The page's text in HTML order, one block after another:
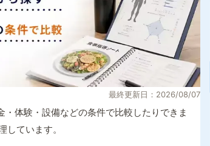
最終更新日：2026/08/07
体験・設備などの条件で比較したりできま
ています。